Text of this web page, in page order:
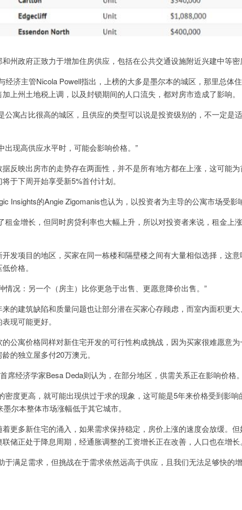
州政府正致力于增加住房供应，包括在公共交通设施附近兴建中等密
经济主管Nicola Powell指出，上榜的大多是墨尔本的城区，那里总体
上州土地税上调，以及封锁期间的人口流失，都对房市造成了影响。
公寓占比很高的城区，且供应的类型可以说是投资级别的，不一定是
出现高供应水平时，可能会影响价格。”
反映出房市的走势存在两面性，并不是所有地方都在上涨，这可能
于下周开始享受新5%首付计划。
Insights的Angie Zigomanis也认为，以投资者为主导的公寓市场受影
租金增长，但同时房贷利率也大幅上升，所以对投资者来说，租金上
发项目的地区，买家在同一栋楼和隔壁楼之间有大量相似选择，这
价格。
情况：另一个（房主）比你更急于出售、更愿意降价出售。”
的建筑缺陷和质量问题也让部分潜在买家心存顾虑，而室内面积更
现可能更好。
公寓价格同样对新住宅开发的可行性构成挑战，因为买家很难愿意
的独立屋多付20万澳元。
席经济学家Besa Deda则认为，在部分地区，供需关系正在影响价格。
密度更高，就可能出现供过于求的现象，这可能是5年来价格受到影响
尔本整体市场涨幅低于其它城市。
更多新住宅的涌入，如果需求保持稳定，房价上涨的速度会放缓。
储正处于降息周期，经通胀调整的工资增长正在改善，人口也在增长。
于满足需求，但挑战在于需求依然远高于供应，且我们无法足够快的